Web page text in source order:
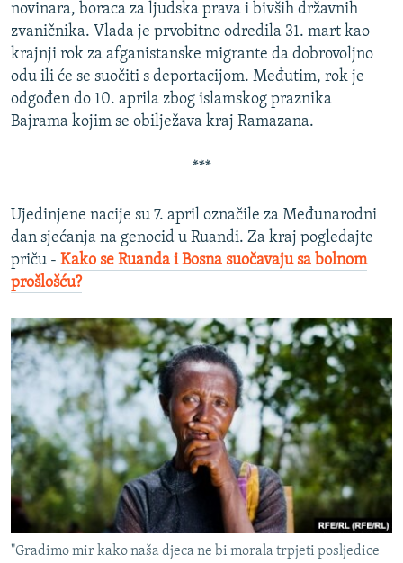
novinara, boraca za ljudska prava i bivših državnih
zvaničnika. Vlada je prvobitno odredila 31. mart kao
krajnji rok za afganistanske migrante da dobrovoljno
odu ili će se suočiti s deportacijom. Međutim, rok je
odgođen do 10. aprila zbog islamskog praznika
Bajrama kojim se obilježava kraj Ramazana.
***
Ujedinjene nacije su 7. april označile za Međunarodni
dan sjećanja na genocid u Ruandi. Za kraj pogledajte
priču - Kako se Ruanda i Bosna suočavaju sa bolnom
prošlošću?
"Gradimo mir kako naša djeca ne bi morala trpjeti posljedice